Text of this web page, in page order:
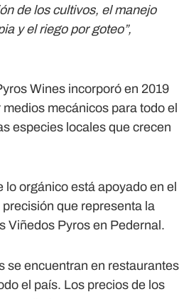
de los cultivos, el manejo
y el riego por goteo”,
Wines incorporó en 2019
mecánicos para todo el
especies locales que crecen
orgánico está apoyado en el
que representa la
Viñedos Pyros en Pedernal.
se encuentran en restaurantes
el país. Los precios de los